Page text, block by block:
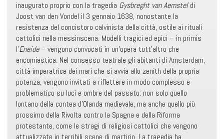
inaugurato proprio con la tragedia Gysbreght van Aemsteldi
Joost van den Vondel il 3 gennaio 1638, nonostante la
resistenza del concistoro calvinista della città, ostile ai rituali
cattolici nella messinscena. Modelli tragici ed epici – in primis
l’Eneide– vengono convocati in un’opera tutt’altro che
encomiastica. Nel consesso teatrale gli abitanti di Amsterdam,
città imperatrice dei mari che si avvia allo zenith della propria
potenza, vengono invitati a riflettere in modo complesso e
problematico su luci e ombre del passato: non solo quello
lontano della contea d’Olanda medievale, ma anche quello più
prossimo della Rivolta contro la Spagna e della Riforma
protestante, come le stragi di religiosi cattolici che vengono
attualizzate in terribili scene di martirio. La tragedia ha